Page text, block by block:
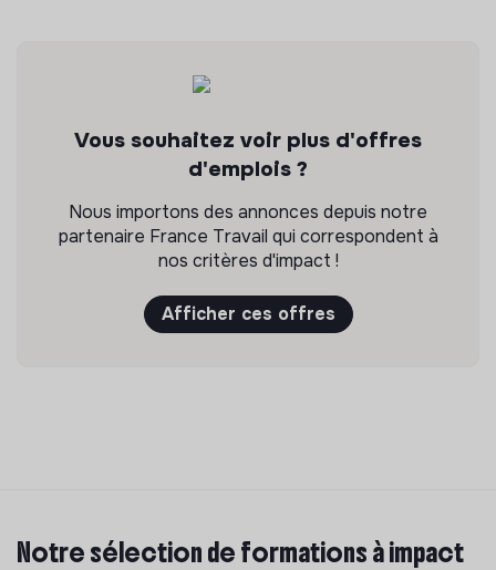
Vous souhaitez voir plus d'offres
d'emplois ?
Nous importons des annonces depuis notre
partenaire France Travail qui correspondent à
nos critères d'impact !
Afficher ces offres
Notre sélection de formations à impact